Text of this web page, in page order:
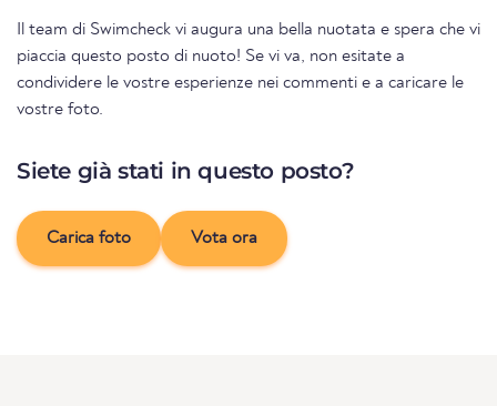
Il team di Swimcheck vi augura una bella nuotata e spera che vi
piaccia questo posto di nuoto! Se vi va, non esitate a
condividere le vostre esperienze nei commenti e a caricare le
vostre foto.
Siete già stati in questo posto?
Carica foto Vota ora